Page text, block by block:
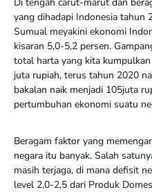
yang dihadapi Indonesia tahun
Sumual meyakini ekonomi
kisaran 5,0-5,2 persen.
total harta yang kita
juta rupiah, terus tahun 2020
bakalan naik menjadi 105juta
pertumbuhan ekonomi suatu
Beragam faktor yang
negara itu banyak. Salah
masih terjaga, di mana defisit
level 2,0-2,5 dari Produk